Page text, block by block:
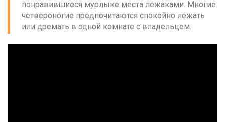
понравившиеся мурлыке места лежаками. Многие
четвероногие предпочитаются спокойно лежать
или дремать в одной комнате с владельцем.